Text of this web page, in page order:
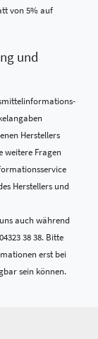
von 5% auf
und
Herstellers
weitere Fragen
Herstellers und
auch während
38 38. Bitte
erst bei
sein können.